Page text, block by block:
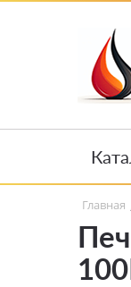
Главная